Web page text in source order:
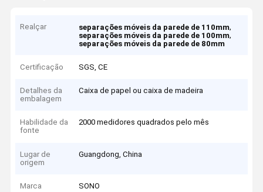
Realçar separações móveis da parede de 110mm,
separações móveis da parede de 100mm,
separações móveis da parede de 80mm
Certificação SGS, CE
Detalhes da
embalagem
Caixa de papel ou caixa de madeira
Habilidade da
fonte
2000 medidores quadrados pelo mês
Lugar de
origem
Guangdong, China
Marca SONO